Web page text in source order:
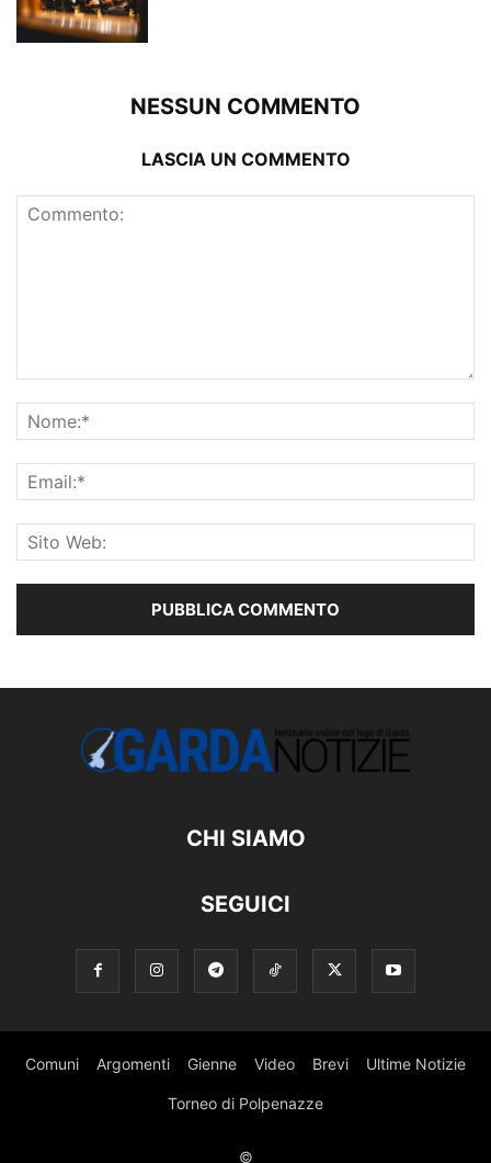
NESSUN COMMENTO
LASCIA UN COMMENTO
CHI SIAMO
SEGUICI
Comuni Argomenti Gienne Video Brevi Ultime Notizie
Torneo di Polpenazze
©